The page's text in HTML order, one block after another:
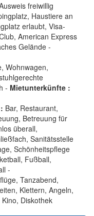
freiwillig
Haustiere an
erlaubt, Visa-
American Express
Gelände -
Wohnwagen,
- Mietunterkünfte :
Bar, Restaurant,
Betreuung für
überall,
Sanitätsstelle
Schönheitspflege
Fußball,
-
Tanzabend,
Klettern, Angeln,
Diskothek